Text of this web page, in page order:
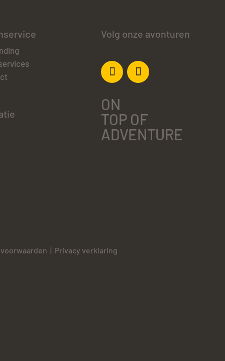
Volg onze avonturen
ON
TOP OF
ADVENTURE
| Privacy verklaring